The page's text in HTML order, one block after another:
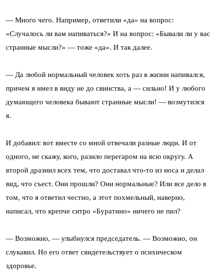
— Много чего. Например, ответили «да» на вопрос:
«Случалось ли вам напиваться?» И на вопрос: «Бывали ли у вас
странные мысли?» — тоже «да». И так далее.
— Да любой нормальный человек хоть раз в жизни напивался,
причем я имел в виду не до свинства, а — сильно! И у любого
думающего человека бывают странные мысли! — возмутился
я.
И добавил: вот вместе со мной отвечали разные люди. И от
одного, не скажу, кого, разило перегаром на всю округу. А
второй дразнил всех тем, что доставал что-то из носа и делал
вид, что съест. Они прошли? Они нормальные? Или все дело в
том, что я ответил честно, а этот похмельный, наверно,
написал, что крепче ситро «Буратино» ничего не пил?
— Возможно, — улыбнулся председатель. — Возможно, он
слукавил. Но его ответ свидетельствует о психическом
здоровье.